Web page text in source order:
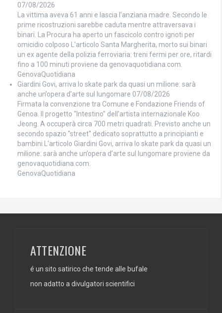
07/08/2026
La vittima aveva 61 anni e lascia l’anziana madre. Secondo le
prime ricostruzioni sarebbe caduta mentre attraversava i
binari. La Procura ha aperto un fascicolo contro ignoti per
omicidio colposo L'articolo Santa Margherita, morto sui binari
un ex agente della polizia ferroviaria: treni fermi per ore, ritardi
fino a 100 minuti proviene da genovaquotidiana.com.
GenovaQuotidiana
Giardini Govi, arriva lo skate park da quasi un milione: sarà
anche un’opera d’arte sul lungomare 07/08/2026
Firmata la convenzione tra Comune e Fondazione Friends of
Genoa. Il progetto "Intestino" dell’artista internazionale Koo
Jeong. A occuperà circa 700 metri quadrati. Previsto anche un
secondo spazio "street" dedicato soprattutto a principianti e
bambini L'articolo Giardini Govi, arriva lo skate park da quasi un
milione: sarà anche un’opera d’arte sul lungomare proviene da
genovaquotidiana.com.
GenovaQuotidiana
ATTENZIONE
é un sito satirico che tende alle bufale
non adatto a divulgatori scientifici